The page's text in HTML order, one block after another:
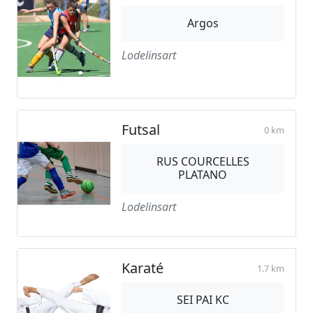
Argos
Lodelinsart
Futsal 0 km
RUS COURCELLES
PLATANO
Lodelinsart
Karaté 1.7 km
SEI PAI KC